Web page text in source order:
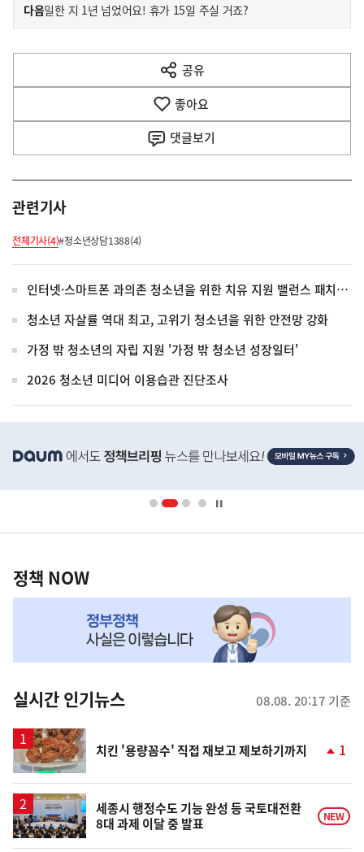
전
다
음
다음기
일한 지 1년 넘었어요! 휴가 15일 주실 거죠?
공유
열
기
좋아요
댓글보기
관련기사
전체기사(4)#청소년상담1388(4)
인터넷·스마트폰 과의존 청소년을 위한 치유 지원 밸런스 패치 Start!
청소년 자살률 역대 최고, 고위기 청소년을 위한 안전망 강화
가정 밖 청소년의 자립 지원 '가정 밖 청소년 성장일터'
2026 청소년 미디어 이용습관 진단조사
단
배
영
책
NOW,
뉴
스
정책 NOW
실시간 인기뉴스 08.08. 20:17 기준
치킨 '용량꼼수' 직접 재보고 제보하기까지
계
승
1
세종시 행정수도 기능 완성 등 국토대전환
8대 과제 이달 중 발표
NEW